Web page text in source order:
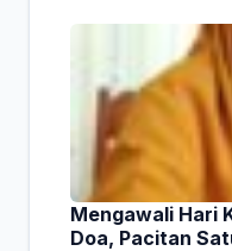
Mengawali Hari
Doa, Pacitan